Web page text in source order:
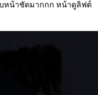
หน้าชัดมากกก หน้าดูลิฟต์